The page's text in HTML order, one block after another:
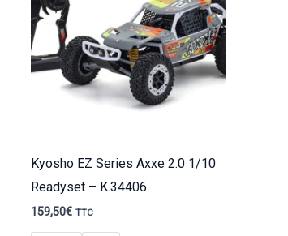
Kyosho EZ Series Axxe 2.0 1/10
Readyset – K.34406
159,50€ TTC